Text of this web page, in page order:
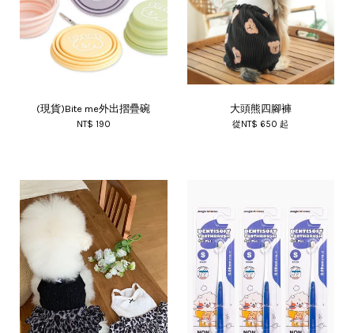
(現貨)Bite me外出摺疊碗
NT$ 190
大頭熊四腳褲
從NT$ 650起